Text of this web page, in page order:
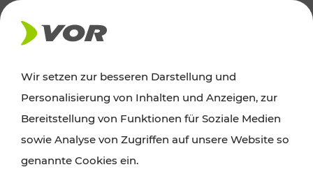
AKTUELLES
News
Alle wichtigen Meldungen zu Fahrplanänderungen,
Wir setzen zur besseren Darstellung und
Personalisierung von Inhalten und Anzeigen, zur
Bereitstellung von Funktionen für Soziale Medien
sowie Analyse von Zugriffen auf unsere Website so
genannte Cookies ein.